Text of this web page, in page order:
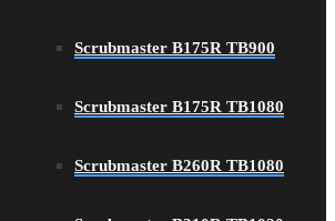
Scrubmaster B175R TB900
Scrubmaster B175R TB1080
Scrubmaster B260R TB1080